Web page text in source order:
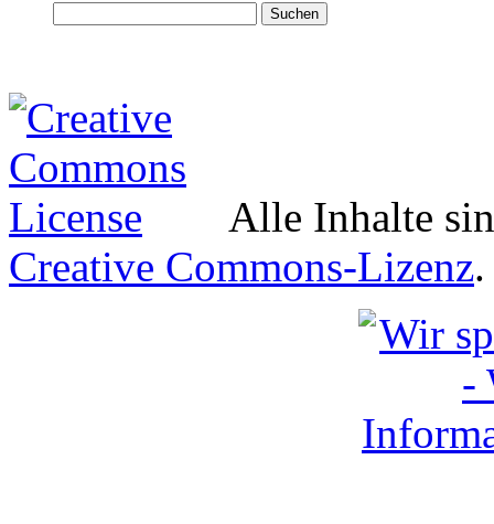
Alle Inhalte
Creative Commons-Lizenz.